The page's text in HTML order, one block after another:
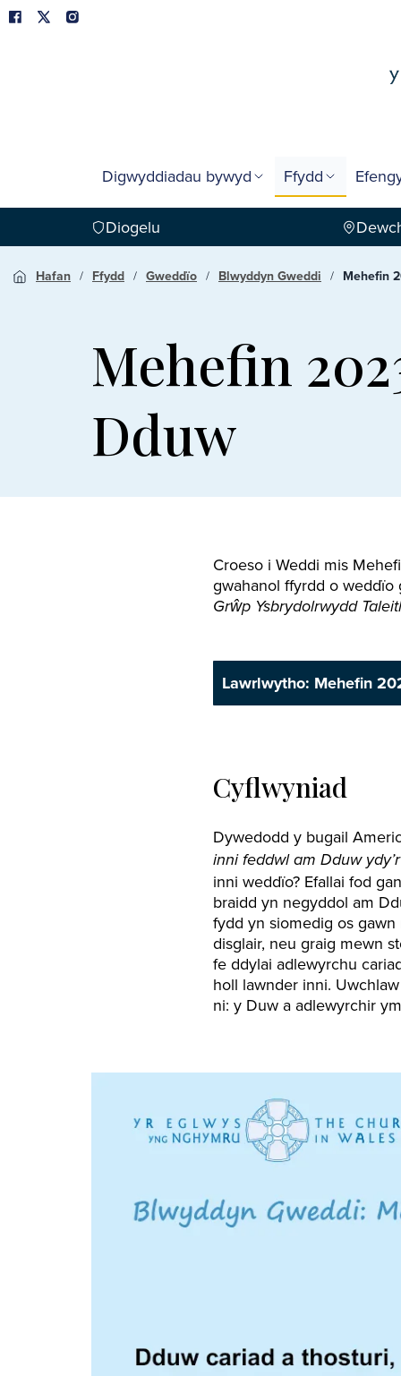
Digwyddiadau bywyd Ffydd
Diogelu
Hafan Ffydd Gweddïo Blwyddyn Gweddi Mehefin
Mehefin
Dduw
Croeso i Weddi mis
gwahanol ffyrdd o weddïo
Grŵp Ysbrydolrwydd
Lawrlwytho: Mehefin
Cyflwyniad
Dywedodd y bugail
inni feddwl am Dduw
inni weddïo? Efallai fod
braidd yn negyddol am
fydd yn siomedig os
disglair, neu graig mewn
fe ddylai adlewyrchu
holl lawnder inni.
ni: y Duw a adlewyrchir